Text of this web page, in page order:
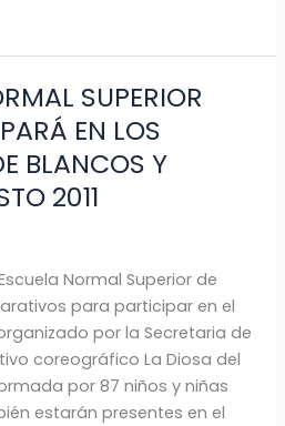
SUPERIOR
EN LOS
BLANCOS Y
2011
Normal Superior de
para participar en el
por la Secretaria de
coreográfico La Diosa del
por 87 niños y niñas
estarán presentes en el